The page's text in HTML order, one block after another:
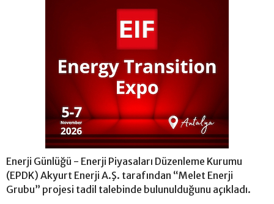
Enerji Günlüğü - Enerji Piyasaları Düzenleme Kurumu
(EPDK) Akyurt Enerji A.Ş. tarafından “Melet Enerji
Grubu” projesi tadil talebinde bulunulduğunu açıkladı.